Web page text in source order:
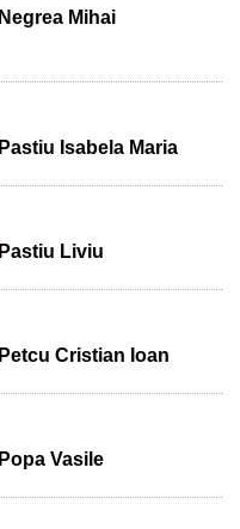
Negrea Mihai
Pastiu Isabela Maria
Pastiu Liviu
Petcu Cristian Ioan
Popa Vasile